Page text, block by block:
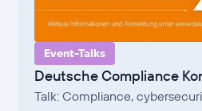
Event-Talks
Deutsche Compliance
Talk: Compliance,